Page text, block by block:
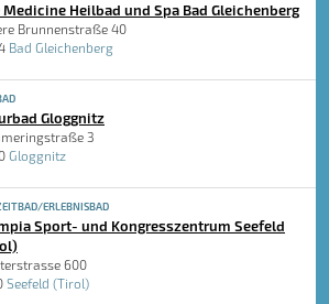
Medicine Heilbad und Spa Bad Gleichenberg
Brunnenstraße 40
Bad Gleichenberg
Gloggnitz
3
Gloggnitz
ERLEBNISBAD
Sport- und Kongresszentrum Seefeld
600
Seefeld (Tirol)